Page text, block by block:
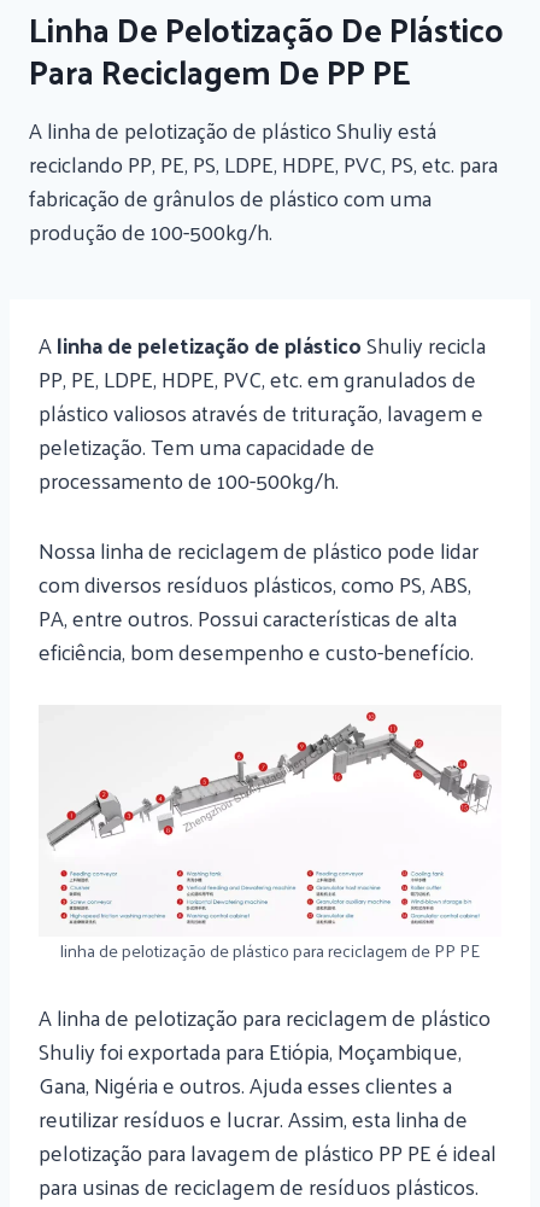
Linha De Pelotização De Plástico
Para Reciclagem De PP PE
A linha de pelotização de plástico Shuliy está
reciclando PP, PE, PS, LDPE, HDPE, PVC, PS, etc. para
fabricação de grânulos de plástico com uma
produção de 100-500kg/h.
Alinha de peletização de plásticoShuliy recicla
PP, PE, LDPE, HDPE, PVC, etc. em granulados de
plástico valiosos através de trituração, lavagem e
peletização. Tem uma capacidade de
processamento de 100-500kg/h.
Nossa linha de reciclagem de plástico pode lidar
com diversos resíduos plásticos, como PS, ABS,
PA, entre outros. Possui características de alta
eficiência, bom desempenho e custo-benefício.
linha de pelotização de plástico para reciclagem de PP PE
A linha de pelotização para reciclagem de plástico
Shuliy foi exportada para Etiópia, Moçambique,
Gana, Nigéria e outros. Ajuda esses clientes a
reutilizar resíduos e lucrar. Assim, esta linha de
pelotização para lavagem de plástico PP PE é ideal
para usinas de reciclagem de resíduos plásticos.